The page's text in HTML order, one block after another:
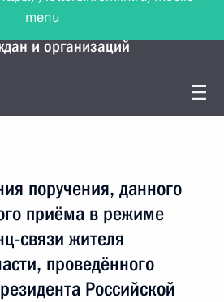
по работе с
и организаций
поручения, данного
приёма в режиме
связи жителя
проведённого
Российской
menu